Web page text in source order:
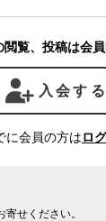
リーランスやネ
元首相追悼の
おきたい。
閲覧、投稿は会
入会する
に会員の方は ロ
せください。